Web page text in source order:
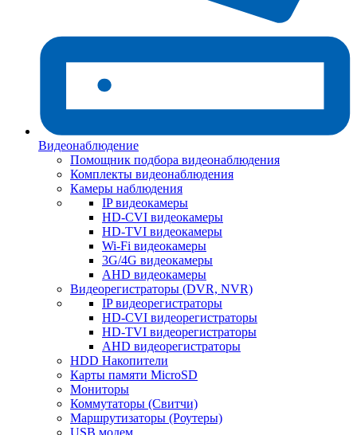
Видеонаблюдение
Помощник подбора видеонаблюдения
Комплекты видеонаблюдения
Камеры наблюдения
IP видеокамеры
HD-CVI видеокамеры
HD-TVI видеокамеры
Wi-Fi видеокамеры
3G/4G видеокамеры
AHD видеокамеры
Видеорегистраторы (DVR, NVR)
IP видеорегистраторы
HD-CVI видеорегистраторы
HD-TVI видеорегистраторы
AHD видеорегистраторы
HDD Накопители
Карты памяти MicroSD
Мониторы
Коммутаторы (Свитчи)
Маршрутизаторы (Роутеры)